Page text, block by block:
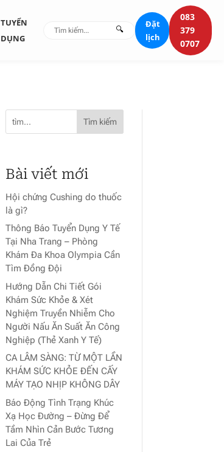
TUYỂN
DỤNG
🔍
Đặt
lịch
083
379
0707
Tìm kiếm
Bài viết mới
Hội chứng Cushing do thuốc
là gì?
Thông Báo Tuyển Dụng Y Tế
Tại Nha Trang – Phòng
Khám Đa Khoa Olympia Cần
Tìm Đồng Đội
Hướng Dẫn Chi Tiết Gói
Khám Sức Khỏe & Xét
Nghiệm Truyền Nhiễm Cho
Người Nấu Ăn Suất Ăn Công
Nghiệp (Thẻ Xanh Y Tế)
CA LÂM SÀNG: TỪ MỘT LẦN
KHÁM SỨC KHỎE ĐẾN CẤY
MÁY TẠO NHỊP KHÔNG DÂY
Báo Động Tình Trạng Khúc
Xạ Học Đường – Đừng Để
Tầm Nhìn Cản Bước Tương
Lai Của Trẻ